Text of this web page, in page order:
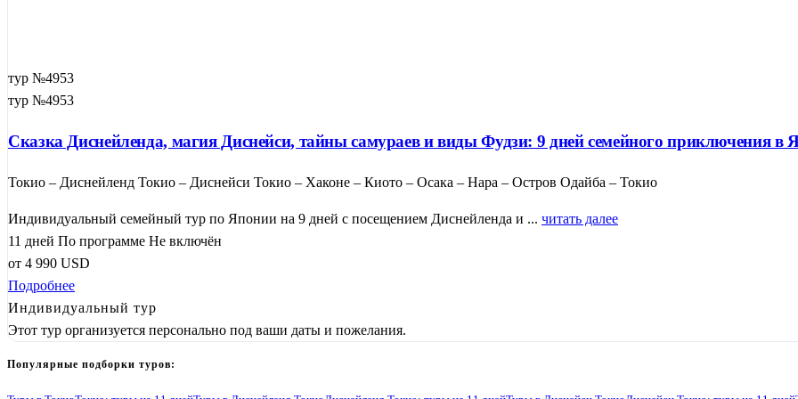
тур №4953
тур №4953
Сказка Диснейленда, магия Диснейси, тайны самураев и виды Фудзи: 9 дней семейного приключения в
Токио – Диснейленд Токио – Диснейси Токио – Хаконе – Киото – Осака – Нара – Остров Одайба – Токио
Индивидуальный семейный тур по Японии на 9 дней с посещением Диснейленда и ... читать далее
11 дней По программе Не включён
от 4 990 USD
Подробнее
Индивидуальный тур
Этот тур организуется персонально под ваши даты и пожелания.
Популярные подборки туров: